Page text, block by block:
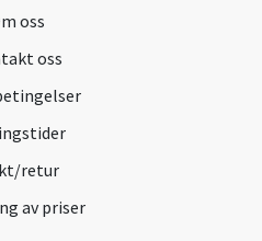
oss
oss
retur
av priser